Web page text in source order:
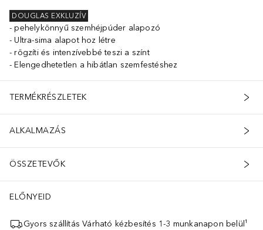
DOUGLAS EXKLUZÍV
pehelykönnyű szemhéjpúder alapozó
Ultra-sima alapot hoz létre
rögzíti és intenzívebbé teszi a színt
Elengedhetetlen a hibátlan szemfestéshez
TERMÉKRÉSZLETEK
ALKALMAZÁS
ÖSSZETEVŐK
ELŐNYEID
Gyors szállítás Várható kézbesítés 1-3 munkanapon belül¹